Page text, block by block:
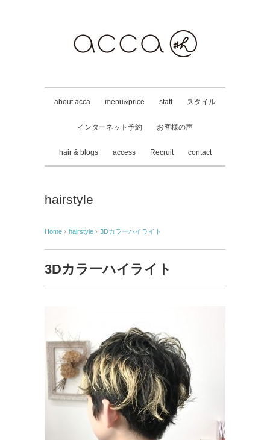
about acca menu&price staff スタイル
インターネット予約 お客様の声
hair & blogs access Recruit contact
hairstyle
Home › hairstyle › 3Dカラーハイライト
3Dカラーハイライト